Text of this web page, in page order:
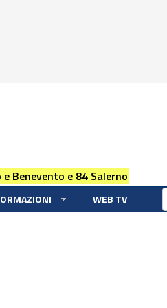
Benevento e 84 Salerno
WEB TV